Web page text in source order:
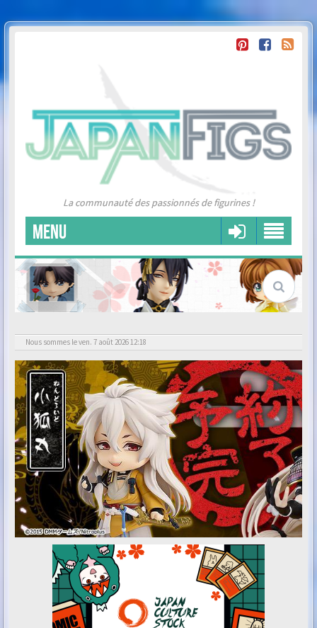
La communauté des passionnés de figurines !
MENU
Nous sommes le ven. 7 août 2026 12:18